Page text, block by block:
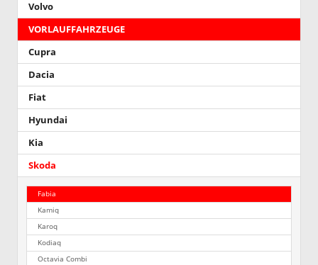
Volvo
VORLAUFFAHRZEUGE
Cupra
Dacia
Fiat
Hyundai
Kia
Skoda
Fabia
Kamiq
Karoq
Kodiaq
Octavia Combi